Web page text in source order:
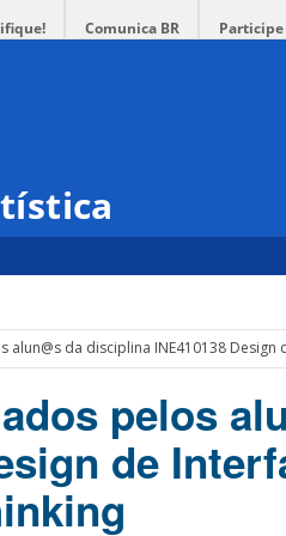
Comunica BR Participe
da disciplina INE410138 Design
pelos
de